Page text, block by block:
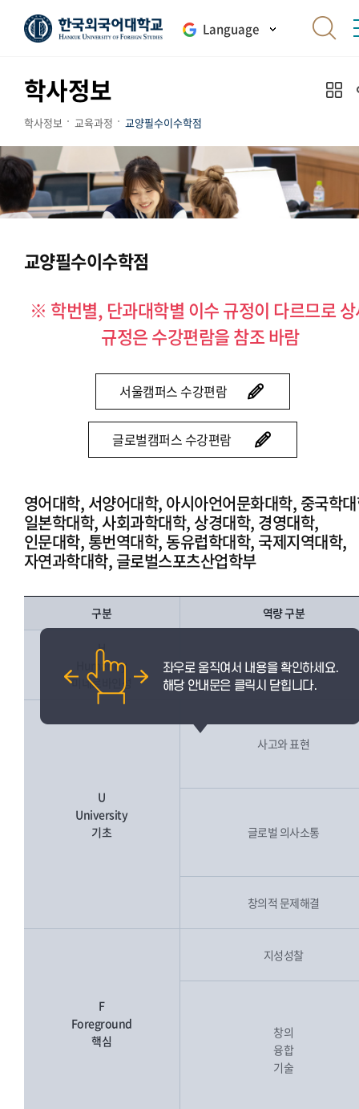
Language
학사정보
학사정보 교육과정 교양필수이수학점
교양필수이수학점
※ 학번별, 단과대학별 이수 규정이 다르므로
규정은 수강편람을 참조 바람
서울캠퍼스 수강편람
글로벌캠퍼스 수강편람
영어대학, 서양어대학, 아시아언어문화대학, 중국학
일본학대학, 사회과학대학, 상경대학, 경영대학,
인문대학, 통번역대학, 동유럽학대학, 국제지역대학,
자연과학대학, 글로벌스포츠산업학부
구분 역량 구분
H
Humanity
미네르바인성
인성
U
University
기초
사고와 표현
글로벌 의사소통
창의적 문제해결
F
Foreground
핵심
지성성찰
창의
융합
기술